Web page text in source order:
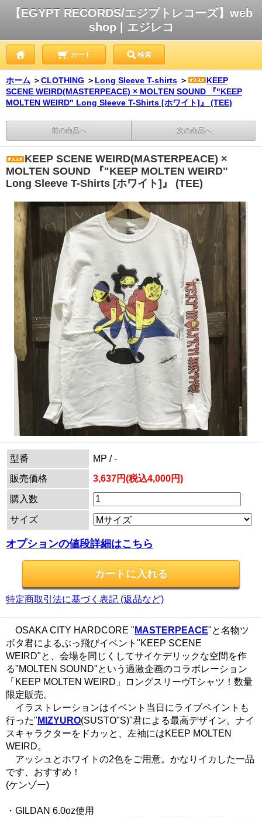
【EGYPT RECORDS/エジプトレコーズ】web
shop | エジレコ
カート 検索
ホーム ＞CLOTHING ＞ Long Sleeve T-shirts ＞
KEEP
SCENE WEIRD(MASTERPEACE) × MOLTEN SOUND 『"KEEP
MOLTEN WEIRD" Long Sleeve T-Shirts [ホワイト]』 (TEE)
前の商品へ 次の商品へ
KEEP SCENE WEIRD(MASTERPEACE) ×
MOLTEN SOUND 『"KEEP MOLTEN WEIRD"
Long Sleeve T-Shirts [ホワイト]』 (TEE)
型番
MP / -
販売価格
3,637円(税込4,000円)
購入数
サイズ
オプションの値段詳細はこちら
特定商取引法に基づく表記 (返品など)
OSAKA CITY HARDCORE " MASTERPEACE"と名物ツ
ボタ君によるぶっ飛びイベント"KEEP SCENE
WEIRD"と、会場を同じくしてサイケデリックな空間を作
る"MOLTEN SOUND"という過激企画のコラボレーション
「KEEP MOLTEN WEIRD」ロングスリーヴTシャツ！数量
限定販売。
イラストレーションはイベント当日にライブペイントも
行った" MIZYURO(SUSTO"S)"君による最高デザイン。ナイ
スキャラクターをドカッと、左袖にはKEEP MOLTEN
WEIRD。
アッシュとホワイトの2色をご用意。かなりイカした一品
です、おすすめ！
(ケンゾー)
・GILDAN 6.0oz使用